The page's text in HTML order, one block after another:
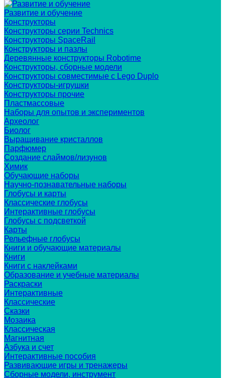
Развитие и обучение
Конструкторы
Конструкторы серии Technics
Конструкторы SpaceRail
Конструкторы и пазлы
Деревянные конструкторы Robotime
Конструкторы, сборные модели
Конструкторы совместимые с Lego Duplo
Конструкторы-игрушки
Конструкторы прочие
Пластмассовые
Наборы для опытов и экспериментов
Археолог
Биолог
Выращивание кристаллов
Парфюмер
Создание слаймов/лизунов
Химик
Обучающие наборы
Научно-познавательные наборы
Глобусы и карты
Классические глобусы
Интерактивные глобусы
Глобусы с подсветкой
Карты
Рельефные глобусы
Книги и обучающие материалы
Книги
Книги с наклейками
Образование и учебные материалы
Раскраски
Интерактивные
Классические
Сказки
Мозаика
Классическая
Магнитная
Азбука и счет
Интерактивные пособия
Развивающие игры и тренажеры
Сборные модели, инструмент